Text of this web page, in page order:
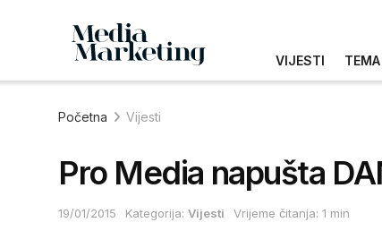
VIJESTI
Početna Vijesti
Pro Media napušta
19/01/2015 Kategorija: Vijesti Vrijeme čitanja: 1 min